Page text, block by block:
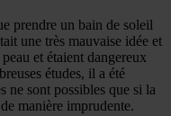
prendre un bain de soleil
une très mauvaise idée et
et étaient dangereux
études, il a été
ne sont possibles que si la
manière imprudente.